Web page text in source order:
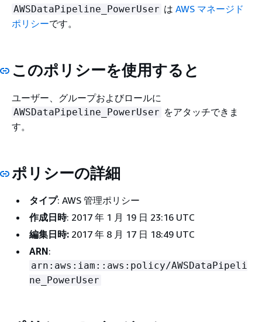
AWSDataPipeline_PowerUser は AWS マネージド
ポリシーです。
このポリシーを使用すると
ユーザー、グループおよびロールに
AWSDataPipeline_PowerUser をアタッチできま
す。
ポリシーの詳細
タイプ: AWS 管理ポリシー
作成日時: 2017 年 1 月 19 日 23:16 UTC
編集日時: 2017 年 8 月 17 日 18:49 UTC
ARN:
arn:aws:iam::aws:policy/AWSDataPipeli
ne_PowerUser